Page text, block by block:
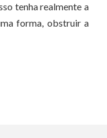
tenha realmente a
forma, obstruir a